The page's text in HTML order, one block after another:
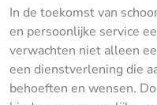
In de toekomst van
en persoonlijke service
verwachten niet alleen
een dienstverlening die
behoeften en wensen.